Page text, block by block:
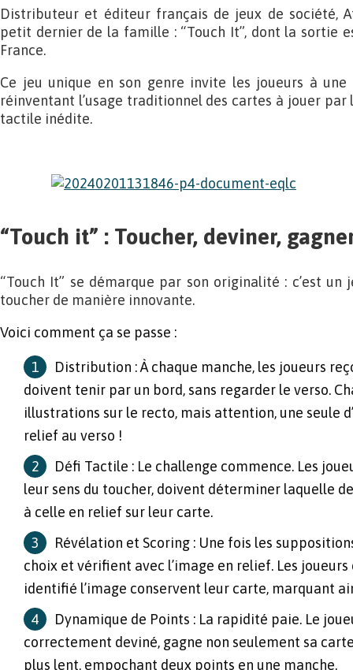
Distributeur et éditeur français de jeux de société,
petit dernier de la famille : “Touch It”, dont la sortie
France.
Ce jeu unique en son genre invite les joueurs à une
réinventant l’usage traditionnel des cartes à jouer par
tactile inédite.
“Touch it” : Toucher, deviner,
“Touch It” se démarque par son originalité : c’est
toucher de manière innovante.
Voici comment ça se passe :
Distribution : À chaque manche, les joueurs
doivent tenir par un bord, sans regarder le verso.
illustrations sur le recto, mais attention, une seule
relief au verso !
Défi Tactile : Le challenge commence. Les
leur sens du toucher, doivent déterminer laquelle
à celle en relief sur leur carte.
Révélation et Scoring : Une fois les
choix et vérifient avec l’image en relief. Les
identifié l’image conservent leur carte, marquant
Dynamique de Points : La rapidité paie. Le
correctement deviné, gagne non seulement sa
plus lent, empochant deux points en une manche.